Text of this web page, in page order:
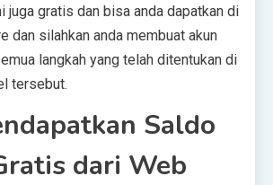
juga gratis dan bisa anda dapatkan di
dan silahkan anda membuat akun
langkah yang telah ditentukan di
tersebut.
Saldo
dari Web